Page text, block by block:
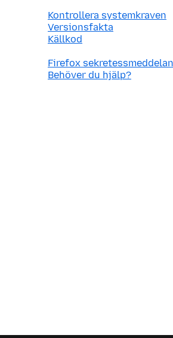
Kontrollera systemkraven
Versionsfakta
Källkod
Firefox
Behöver du hjälp?